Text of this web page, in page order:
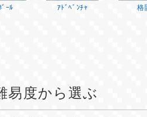
ﾞｰﾙ ｱﾄﾞﾍﾞﾝﾁｬ 格
易度から選ぶ